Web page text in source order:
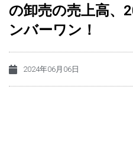
の卸売の売上高、
ンバーワン！
2024年06月06日